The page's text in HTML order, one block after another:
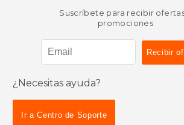
50%
Suscríbete para recibir
promociones
¿Necesitas ayuda?
Ir a Centro de Soporte